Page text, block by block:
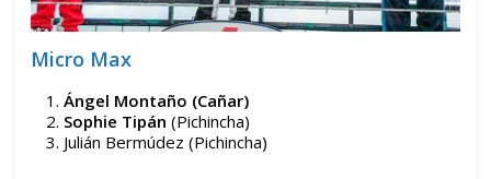
Micro Max
Ángel Montaño (Cañar)
Sophie Tipán (Pichincha)
Julián Bermúdez (Pichincha)